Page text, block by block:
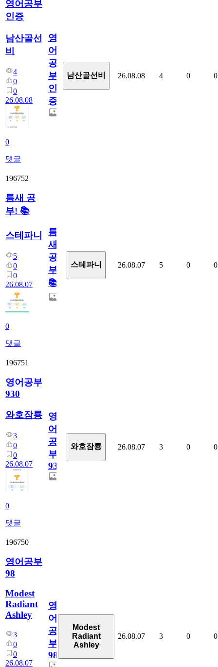
영어공부
인증
남산골선
비
4
0
0
26.08.08
0
댓글
영
어
공
부
인
증
남산골선비 26.08.08 4 0 0
196752
틈새 공
부! 📚
스테파니
5
0
0
26.08.07
0
댓글
틈
새
공
부!
📚
스테파니 26.08.07 5 0 0
196751
영어공부
930
와호잠룡
3
0
0
26.08.07
0
댓글
영
어
공
부
930
와호잠룡 26.08.07 3 0 0
196750
영어공부
98
Modest
Radiant
Ashley
3
0
0
26.08.07
영
어
공
부
98
Modest
Radiant
Ashley
26.08.07 3 0 0